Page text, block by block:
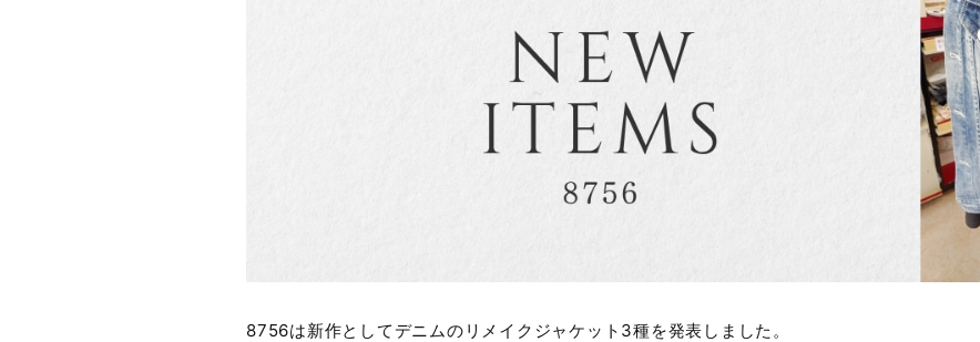
8756は新作としてデニムのリメイクジャケット3種を発表しました。